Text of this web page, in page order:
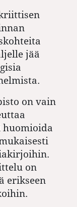
jää
on vain
on
erikseen